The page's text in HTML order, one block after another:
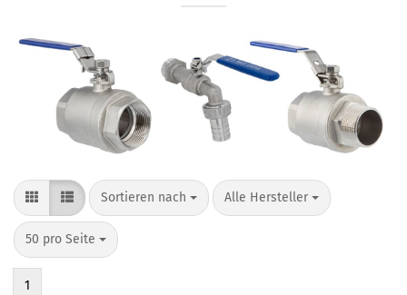
Sortieren nach Alle Hersteller
50 pro Seite
1